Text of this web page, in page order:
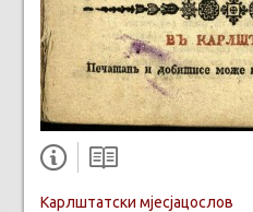
Карлштатски мјесјацослов